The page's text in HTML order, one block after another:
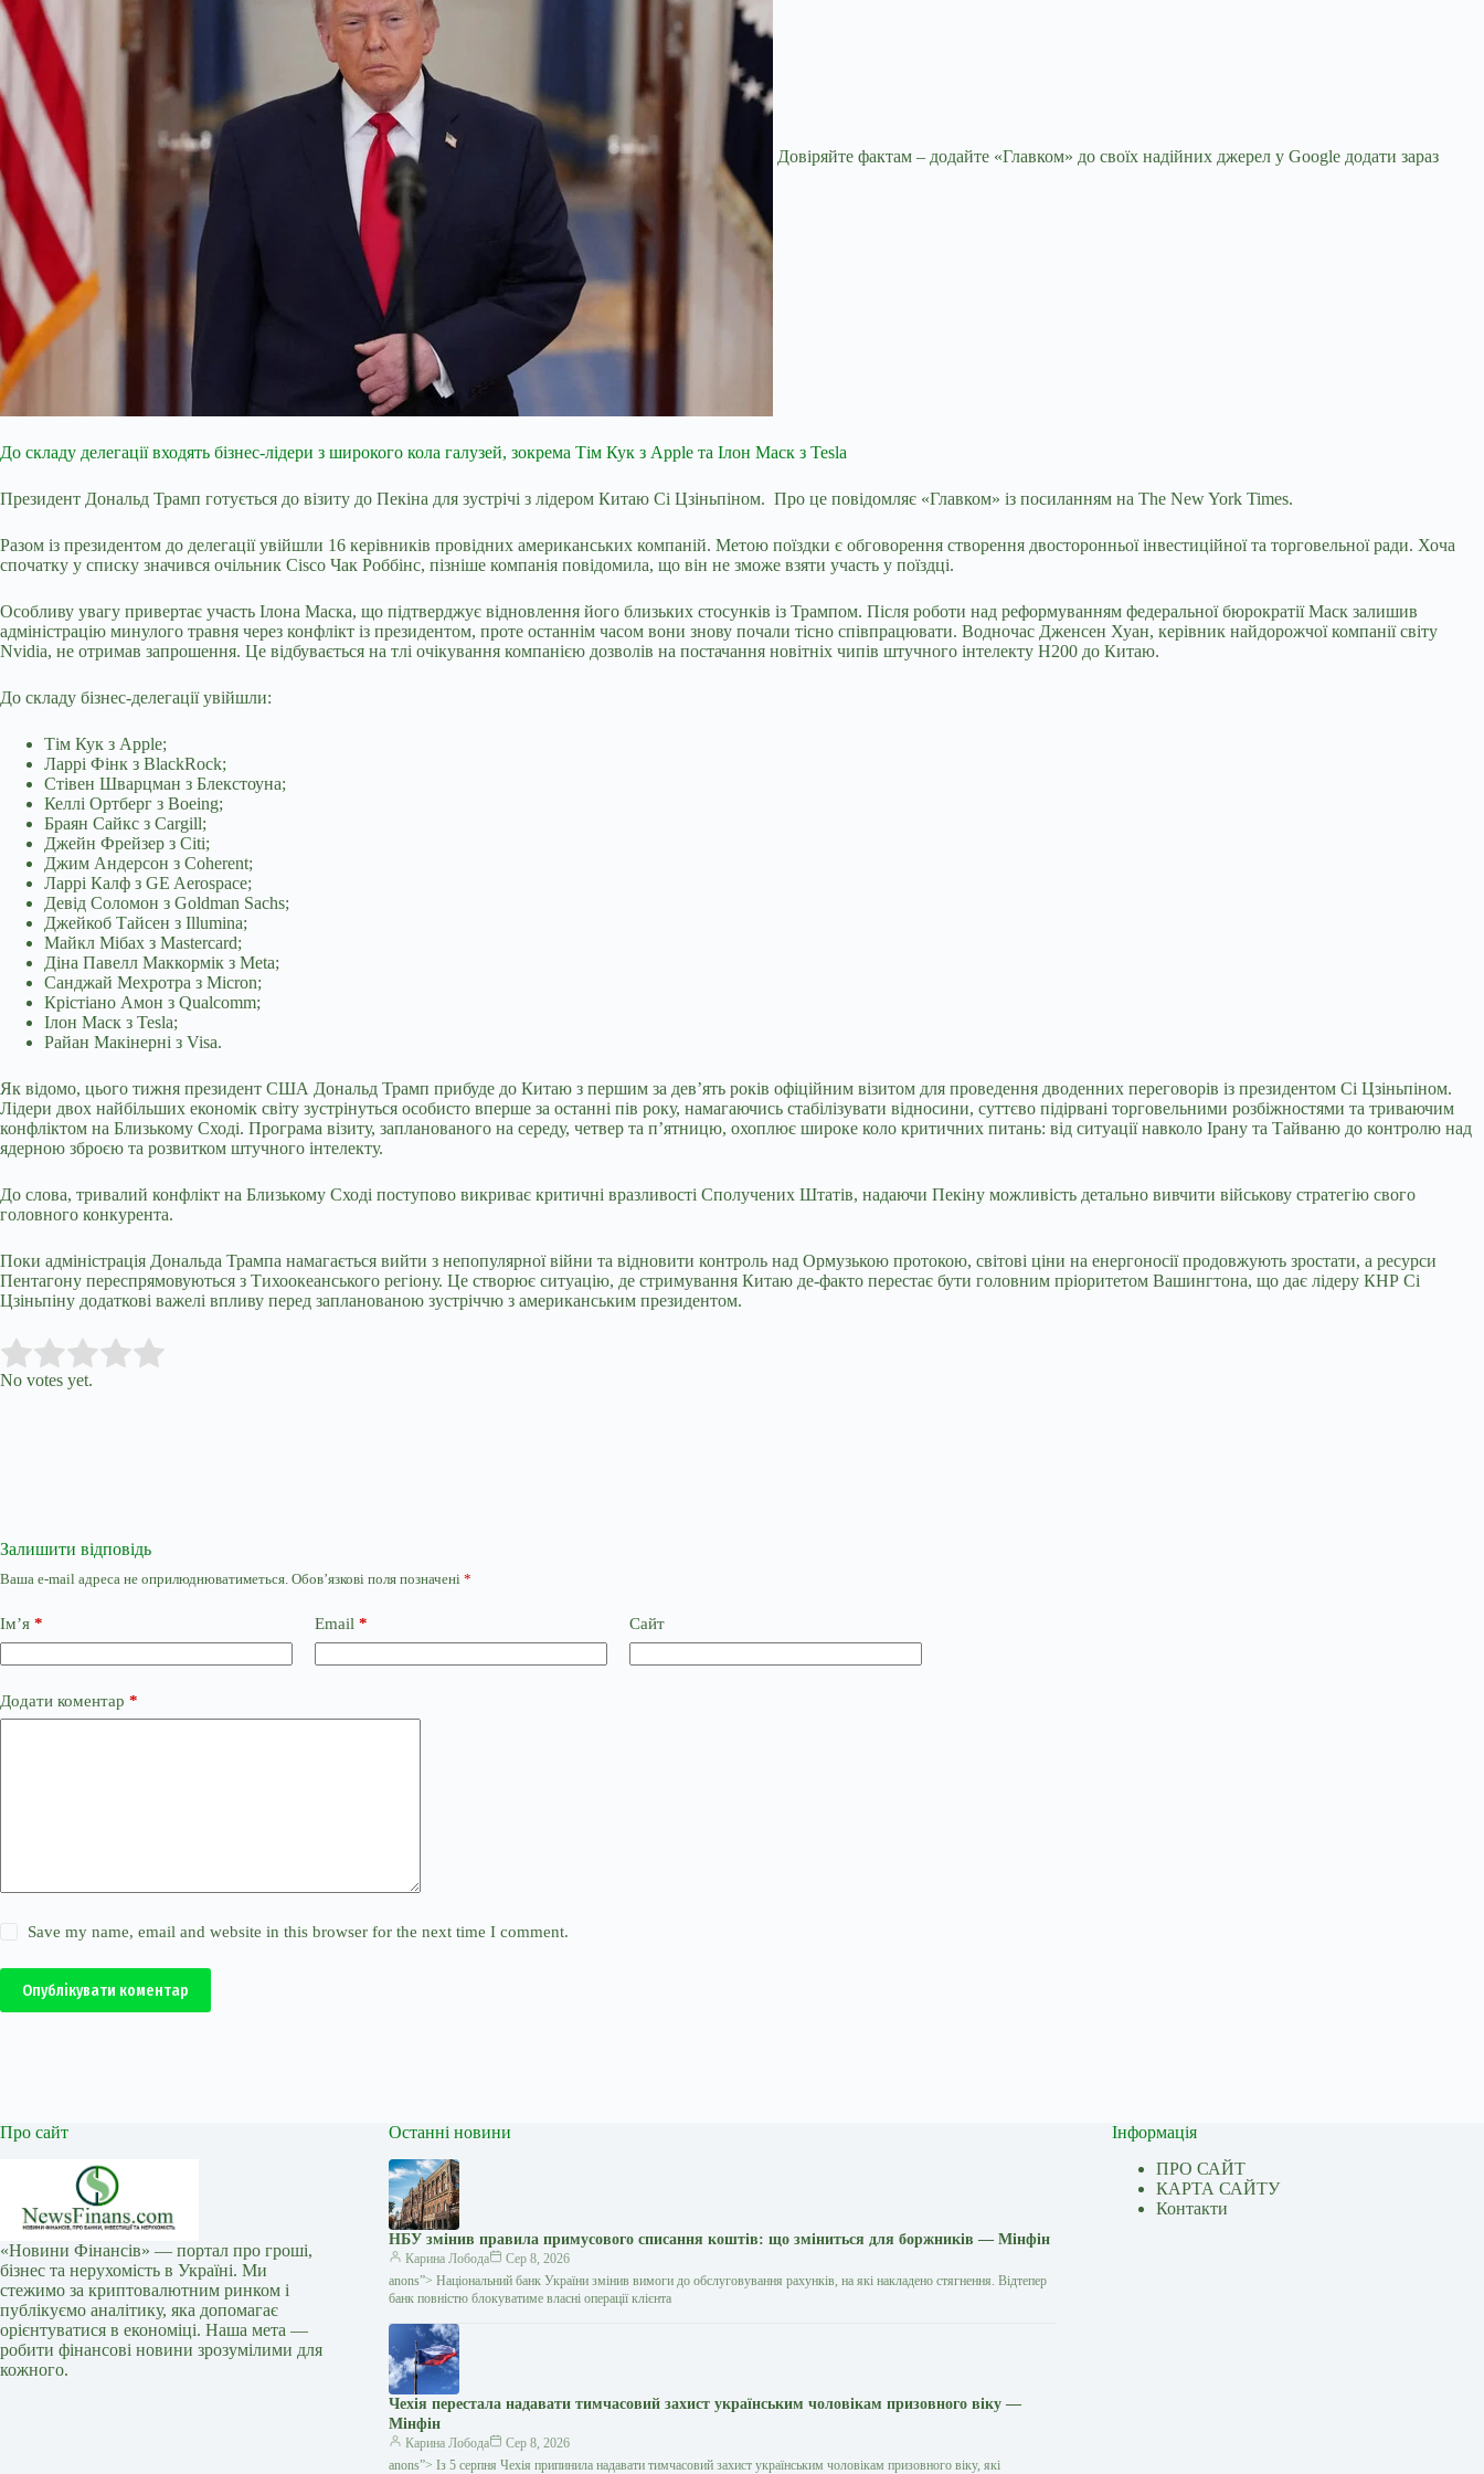
Довіряйте фактам – додайте «Главком» до своїх надійних джерел у Google додати зараз
До складу делегації входять бізнес-лідери з широкого кола галузей, зокрема Тім Кук з Apple та Ілон Маск з Tesla
Президент Дональд Трамп готується до візиту до Пекіна для зустрічі з лідером Китаю Сі Цзіньпіном. Про це повідомляє «Главком» із посиланням на The New York Times.
Разом із президентом до делегації увійшли 16 керівників провідних американських компаній. Метою поїздки є обговорення створення двосторонньої інвестиційної та торговельної ради. Хоча
спочатку у списку значився очільник Cisco Чак Роббінс, пізніше компанія повідомила, що він не зможе взяти участь у поїздці.
Особливу увагу привертає участь Ілона Маска, що підтверджує відновлення його близьких стосунків із Трампом. Після роботи над реформуванням федеральної бюрократії Маск залишив
адміністрацію минулого травня через конфлікт із президентом, проте останнім часом вони знову почали тісно співпрацювати. Водночас Дженсен Хуан, керівник найдорожчої компанії світу
Nvidia, не отримав запрошення. Це відбувається на тлі очікування компанією дозволів на постачання новітніх чипів штучного інтелекту H200 до Китаю.
До складу бізнес-делегації увійшли:
Тім Кук з Apple;
Ларрі Фінк з BlackRock;
Стівен Шварцман з Блекстоуна;
Келлі Ортберг з Boeing;
Браян Сайкс з Cargill;
Джейн Фрейзер з Citi;
Джим Андерсон з Coherent;
Ларрі Калф з GE Aerospace;
Девід Соломон з Goldman Sachs;
Джейкоб Тайсен з Illumina;
Майкл Мібах з Mastercard;
Діна Павелл Маккормік з Meta;
Санджай Мехротра з Micron;
Крістіано Амон з Qualcomm;
Ілон Маск з Tesla;
Райан Макінерні з Visa.
Як відомо, цього тижня президент США Дональд Трамп прибуде до Китаю з першим за дев’ять років офіційним візитом для проведення дводенних переговорів із президентом Сі Цзіньпіном.
Лідери двох найбільших економік світу зустрінуться особисто вперше за останні пів року, намагаючись стабілізувати відносини, суттєво підірвані торговельними розбіжностями та триваючим
конфліктом на Близькому Сході. Програма візиту, запланованого на середу, четвер та п’ятницю, охоплює широке коло критичних питань: від ситуації навколо Ірану та Тайваню до контролю над
ядерною зброєю та розвитком штучного інтелекту.
До слова, тривалий конфлікт на Близькому Сході поступово викриває критичні вразливості Сполучених Штатів, надаючи Пекіну можливість детально вивчити військову стратегію свого
головного конкурента.
Поки адміністрація Дональда Трампа намагається вийти з непопулярної війни та відновити контроль над Ормузькою протокою, світові ціни на енергоносії продовжують зростати, а ресурси
Пентагону переспрямовуються з Тихоокеанського регіону. Це створює ситуацію, де стримування Китаю де-факто перестає бути головним пріоритетом Вашингтона, що дає лідеру КНР Сі
Цзіньпіну додаткові важелі впливу перед запланованою зустріччю з американським президентом.
Rate this item:
No votes yet.
Залишити відповідь
Ваша e-mail адреса не оприлюднюватиметься. Обов’язкові поля позначені *
Ім’я * Email * Сайт
Додати коментар *
Save my name, email and website in this browser for the next time I comment.
Опублікувати коментар
Про сайт
«Новини Фінансів» — портал про гроші,
бізнес та нерухомість в Україні. Ми
стежимо за криптовалютним ринком і
публікуємо аналітику, яка допомагає
орієнтуватися в економіці. Наша мета —
робити фінансові новини зрозумілими для
кожного.
Останні новини
НБУ змінив правила примусового списання коштів: що зміниться для боржників — Мінфін
Карина Лобода
Сер 8, 2026
anons”> Національний банк України змінив вимоги до обслуговування рахунків, на які накладено стягнення. Відтепер
банк повністю блокуватиме власні операції клієнта
Чехія перестала надавати тимчасовий захист українським чоловікам призовного віку —
Мінфін
Карина Лобода
Сер 8, 2026
anons”> Із 5 серпня Чехія припинила надавати тимчасовий захист українським чоловікам призовного віку, які
Інформація
ПРО САЙТ
КАРТА САЙТУ
Контакти